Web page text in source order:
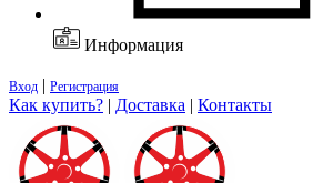
Информация
Вход | Регистрация
Как купить? | Доставка | Контакты